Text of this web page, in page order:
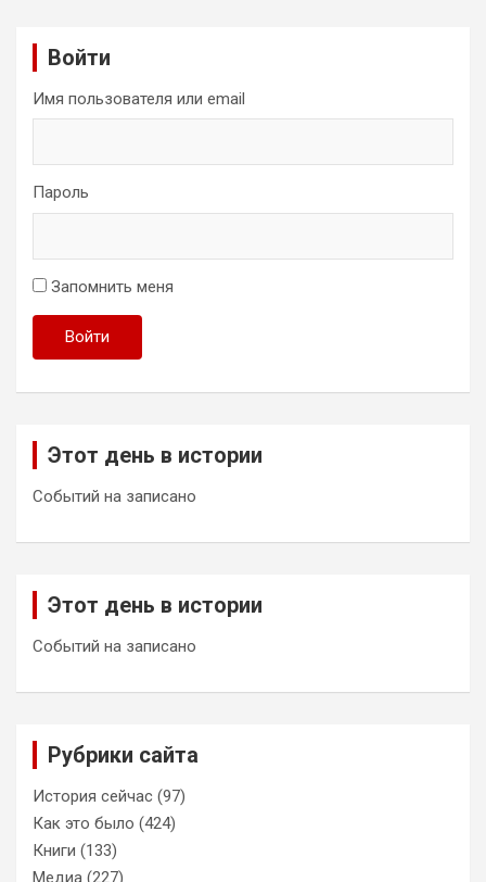
Войти
Имя пользователя или email
Пароль
Запомнить меня
Войти
Этот день в истории
Событий на записано
Этот день в истории
Событий на записано
Рубрики сайта
История сейчас (97)
Как это было (424)
Книги (133)
Медиа (227)